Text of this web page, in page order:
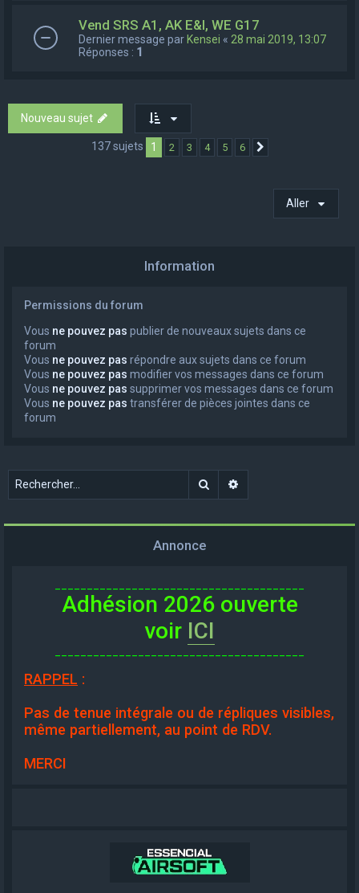
Vend SRS A1, AK E&l, WE G17
Dernier message par Kensei « 28 mai 2019, 13:07
Réponses : 1
Nouveau sujet
137 sujets 1 2 3 4 5 6
Aller
Information
Permissions du forum
Vous ne pouvez pas publier de nouveaux sujets dans ce
forum
Vous ne pouvez pas répondre aux sujets dans ce forum
Vous ne pouvez pas modifier vos messages dans ce forum
Vous ne pouvez pas supprimer vos messages dans ce forum
Vous ne pouvez pas transférer de pièces jointes dans ce
forum
Rechercher
Annonce
Adhésion 2026 ouverte
voir ICI
RAPPEL :
Pas de tenue intégrale ou de répliques visibles,
même partiellement, au point de RDV.
MERCI